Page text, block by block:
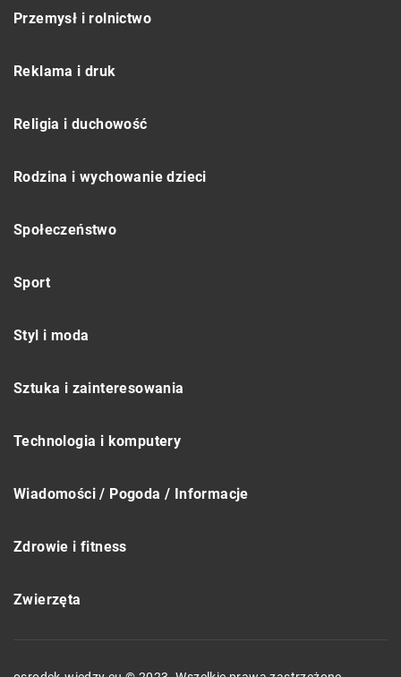
Przemysł i rolnictwo
Reklama i druk
Religia i duchowość
Rodzina i wychowanie dzieci
Społeczeństwo
Sport
Styl i moda
Sztuka i zainteresowania
Technologia i komputery
Wiadomości / Pogoda / Informacje
Zdrowie i fitness
Zwierzęta